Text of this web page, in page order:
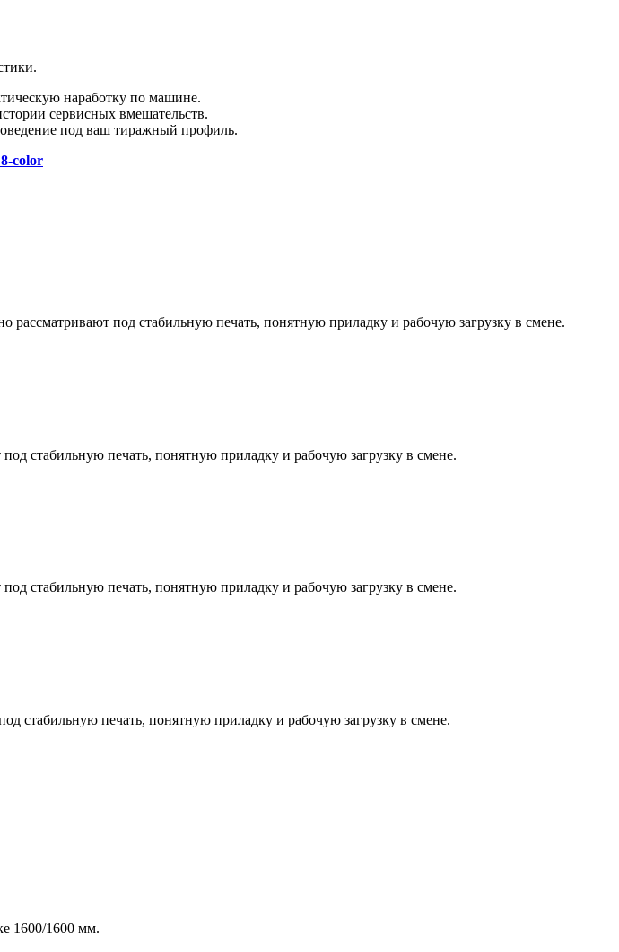
наработку по машине.
сервисных вмешательств.
под ваш тиражный профиль.
color
под стабильную печать, понятную приладку и рабочую загрузку в смене.
стабильную печать, понятную приладку и рабочую загрузку в смене.
стабильную печать, понятную приладку и рабочую загрузку в смене.
стабильную печать, понятную приладку и рабочую загрузку в смене.
1600/1600 мм.